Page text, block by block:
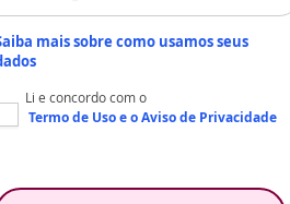
mais sobre como usamos seus
Li e concordo com o
Termo de Usoe oAviso de Privacidade